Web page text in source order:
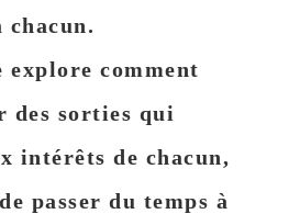
chacun.
comment
des sorties qui
intérêts de chacun,
passer du temps à